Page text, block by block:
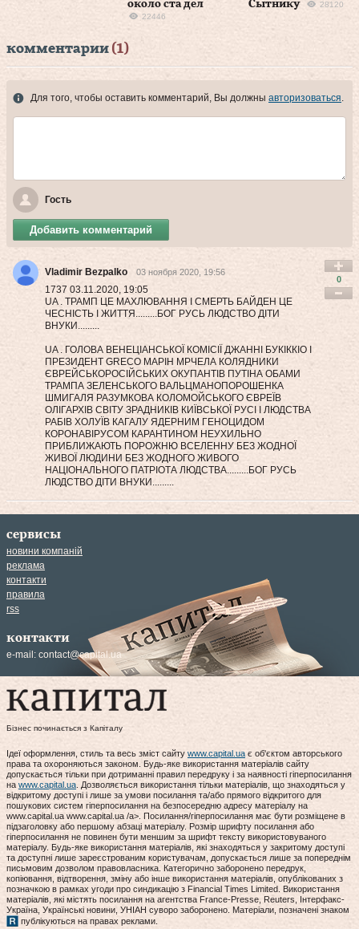
около ста дел
22446
Сытнику
28120
комментарии (1)
Для того, чтобы оставить комментарий, Вы должны авторизоваться.
Гость
Добавить комментарий
Vladimir Bezpalko 03 ноября 2020, 19:56
1737 03.11.2020, 19:05
UA . ТРАМП ЦЕ МАХЛЮВАННЯ І СМЕРТЬ БАЙДЕН ЦЕ
ЧЕСНІСТЬ І ЖИТТЯ.........БОГ РУСЬ ЛЮДСТВО ДІТИ
ВНУКИ.........
UA . ГОЛОВА ВЕНЕЦІАНСЬКОЇ КОМІСІЇ ДЖАННІ БУКІККІО І
ПРЕЗИДЕНТ GRECO МАРІН МРЧЕЛА КОЛЯДНИКИ
ЄВРЕЙСЬКОРОСІЙСЬКИХ ОКУПАНТІВ ПУТІНА ОБАМИ
ТРАМПА ЗЕЛЕНСЬКОГО ВАЛЬЦМАНОПОРОШЕНКА
ШМИГАЛЯ РАЗУМКОВА КОЛОМОЙСЬКОГО ЄВРЕЇВ
ОЛІГАРХІВ СВІТУ ЗРАДНИКІВ КИЇВСЬКОЇ РУСІ І ЛЮДСТВА
РАБІВ ХОЛУЇВ КАГАЛУ ЯДЕРНИМ ГЕНОЦИДОМ
КОРОНАВІРУСОМ КАРАНТИНОМ НЕУХИЛЬНО
ПРИБЛИЖАЮТЬ ПОРОЖНЮ ВСЕЛЕННУ БЕЗ ЖОДНОЇ
ЖИВОЇ ЛЮДИНИ БЕЗ ЖОДНОГО ЖИВОГО
НАЦІОНАЛЬНОГО ПАТРІОТА ЛЮДСТВА.........БОГ РУСЬ
ЛЮДСТВО ДІТИ ВНУКИ.........
0
сервисы
новини компаній
реклама
контакти
правила
rss
контакти
e-mail: contact@capital.ua
Бізнес починається з Капіталу
Ідеї оформлення, стиль та весь зміст сайту www.capital.uaє об'єктом авторського
права та охороняються законом. Будь-яке використання матеріалів сайту
допускається тільки при дотриманні правил передруку і за наявності гіперпосилання
на www.capital.ua. Дозволяється використання тільки матеріалів, що знаходяться у
відкритому доступі і лише за умови посилання та/або прямого відкритого для
пошукових систем гіперпосилання на безпосередню адресу матеріалу на
www.capital.ua www.capital.ua /a>. Посилання/гіперпосилання має бути розміщене в
підзаголовку або першому абзаці матеріалу. Розмір шрифту посилання або
гіперпосилання не повинен бути меншим за шрифт тексту використовуваного
матеріалу. Будь-яке використання матеріалів, які знаходяться у закритому доступі
та доступні лише зареєстрованим користувачам, допускається лише за попереднім
письмовим дозволом правовласника. Категорично заборонено передрук,
копіювання, відтворення, зміну або інше використання матеріалів, опублікованих з
позначкою в рамках угоди про синдикацію з Financial Times Limited. Використання
матеріалів, які містять посилання на агентства France-Presse, Reuters, Інтерфакс-
Україна, Українські новини, УНІАН суворо заборонено. Матеріали, позначені знаком
публікуються на правах реклами.